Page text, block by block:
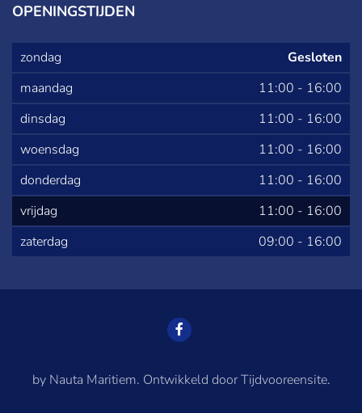
OPENINGSTIJDEN
zondag
Gesloten
maandag
11:00 - 16:00
dinsdag
11:00 - 16:00
woensdag
11:00 - 16:00
donderdag
11:00 - 16:00
vrijdag
11:00 - 16:00
zaterdag
09:00 - 16:00
by Nauta Maritiem. Ontwikkeld door Tijdvooreensite.